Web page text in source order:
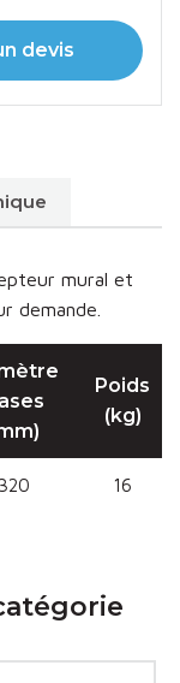
devis
mural et
demande.
Poids
(kg)
320 16